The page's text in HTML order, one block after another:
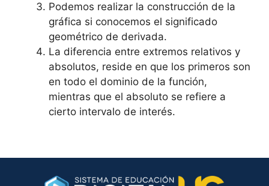
Podemos realizar la construcción de la
gráfica si conocemos el significado
geométrico de derivada.
La diferencia entre extremos relativos y
absolutos, reside en que los primeros son
en todo el dominio de la función,
mientras que el absoluto se refiere a
cierto intervalo de interés.